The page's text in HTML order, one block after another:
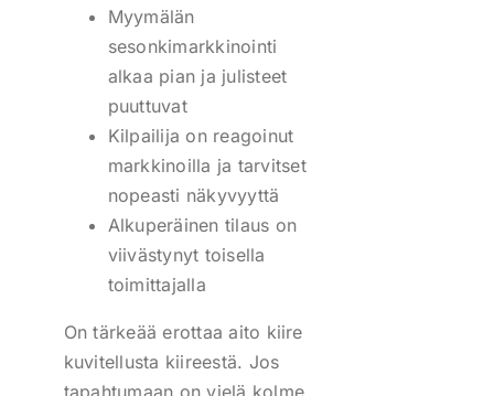
Myymälän
sesonkimarkkinointi
alkaa pian ja julisteet
puuttuvat
Kilpailija on reagoinut
markkinoilla ja tarvitset
nopeasti näkyvyyttä
Alkuperäinen tilaus on
viivästynyt toisella
toimittajalla
On tärkeää erottaa aito kiire
kuvitellusta kiireestä. Jos
tapahtumaan on vielä kolme